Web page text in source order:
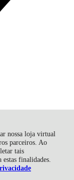
nossa loja virtual
parceiros. Ao
tais
finalidades.